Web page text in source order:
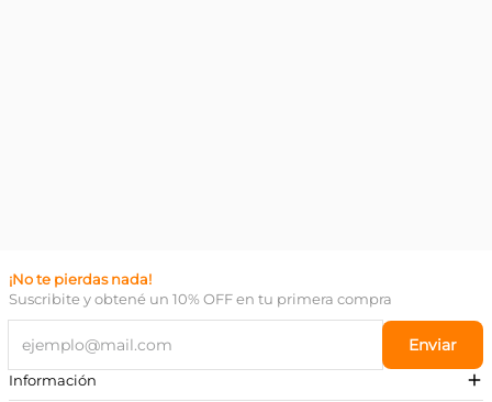
¡No te pierdas nada!
Suscribite y obtené un 10% OFF en tu primera compra
Enviar
Información